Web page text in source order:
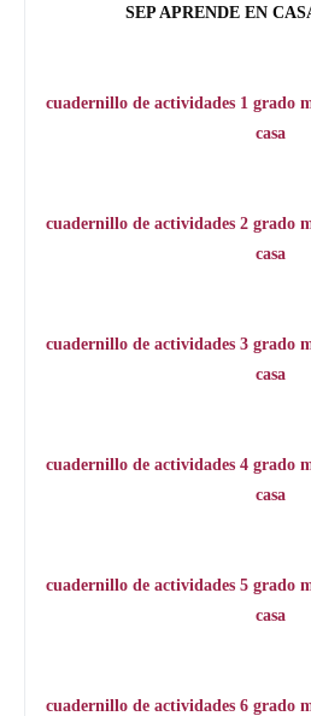
SEP APRENDE EN
cuadernillo de actividades 1 grado
casa
cuadernillo de actividades 2 grado
casa
cuadernillo de actividades 3 grado
casa
cuadernillo de actividades 4 grado
casa
cuadernillo de actividades 5 grado
casa
cuadernillo de actividades 6 grado